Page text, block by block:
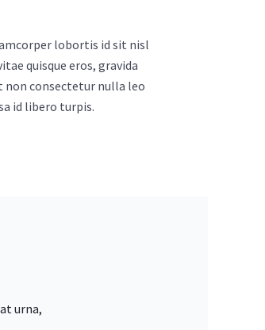
lobortis id sit nisl
quisque eros, gravida
non consectetur nulla leo
id libero turpis.
urna,